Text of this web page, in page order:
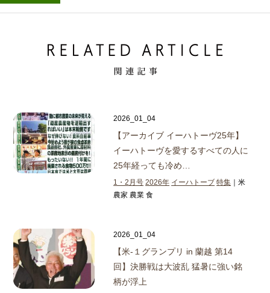
2026_01_04
【アーカイブ イーハトーヴ25年】
イーハトーヴを愛するすべての人に
25年経っても冷め…
1・2月号 2026年 イーハトーブ 特集 ｜米
農家 農業 食
2026_01_04
【米‐１グランプリ in 蘭越 第14
回】決勝戦は大波乱 猛暑に強い銘
柄が浮上